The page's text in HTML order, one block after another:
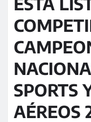
SPORTS
AÉREOS